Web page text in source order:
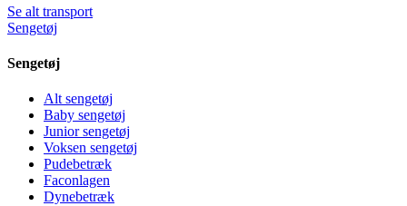
Se alt transport
Sengetøj
Sengetøj
Alt sengetøj
Baby sengetøj
Junior sengetøj
Voksen sengetøj
Pudebetræk
Faconlagen
Dynebetræk